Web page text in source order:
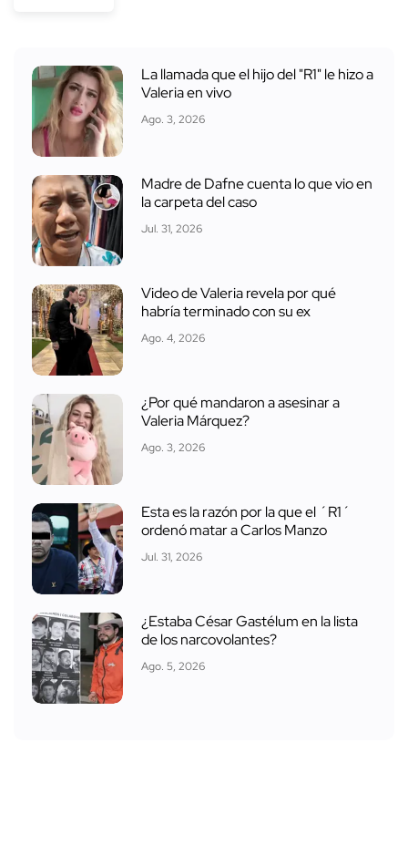
La llamada que el hijo del "R1" le hizo a
Valeria en vivo
Ago. 3, 2026
Madre de Dafne cuenta lo que vio en
la carpeta del caso
Jul. 31, 2026
Video de Valeria revela por qué
habría terminado con su ex
Ago. 4, 2026
¿Por qué mandaron a asesinar a
Valeria Márquez?
Ago. 3, 2026
Esta es la razón por la que el ´R1´
ordenó matar a Carlos Manzo
Jul. 31, 2026
¿Estaba César Gastélum en la lista
de los narcovolantes?
Ago. 5, 2026